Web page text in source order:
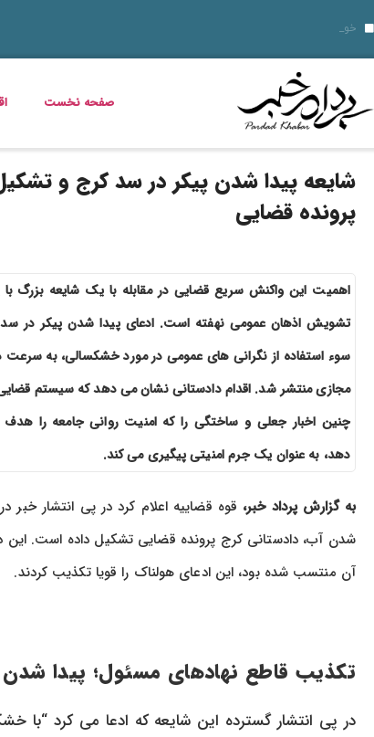
خواص گیاه خرفه؛ فواید خرفه برای
قیمت مرغ، ماهی و تخم مرغ امروز پنجشنبه 15 مرداد 1405 + جدول قیمت
استعلام کالابرگ الکترونیکی و وضعیت دهک‌بندی یارانه 1405؛ راهنمای کامل، رسمی و به‌روز
قیمت دلار، طلا، سکه و ارز امروز 15 مرداد 1405 + جدول کامل
10 نمونه از نقاط قوت و ضعف برای مصاحبه‌ های شغلی ۱۴۰۵
داستان فیلم زنده شور و عکس بازیگرانش
خبر خوش برای مددجویان و یارانه‌بگیران؛ برنامه پرداخت مرداد 1405 اعلام شد
دلیل افزایش ناگهانی قبض برق چیست؟ قبض برق چه کسانی گران می‌شود؟
قیمت خودرو امروز 14 مرداد 1405 اعلام شد
صفحه نخست
شایعه پیدا شدن پیکر در سد کرج و
پرونده قضایی
اهمیت این واکنش سریع قضایی در مقابله با یک شایعه بزرگ با
تشویش اذهان عمومی نهفته است. ادعای پیدا شدن پیکر در سد
سوء استفاده از نگرانی های عمومی در مورد خشکسالی، به سرعت
مجازی منتشر شد. اقدام دادستانی نشان می دهد که سیستم
چنین اخبار جعلی و ساختگی را که امنیت روانی جامعه را هدف
دهد، به عنوان یک جرم امنیتی پیگیری می کند.
به گزارش پرداد خبر، قوه قضاییه اعلام کرد در پی انتشار
شدن آب، دادستانی کرج پرونده قضایی تشکیل داده است. این
آن منتسب شده بود، این ادعای هولناک را قویا تکذیب کردند.
تکذیب قاطع نهادهای مسئول؛ پیدا